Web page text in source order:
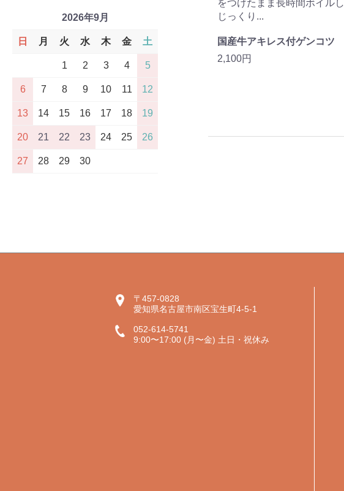
2026年9月
日 月 火 水 木 金 土
1 2 3 4 5
6 7 8 9 10 11 12
13 14 15 16 17 18 19
20 21 22 23 24 25 26
27 28 29 30
をつけたまま長時間ボイルし
じっくり...
国産牛アキレス付ゲンコツ
2,100円
〒457-0828
愛知県名古屋市南区宝生町4-5-1
052-614-5741
9:00〜17:00 (月〜金) 土日・祝休み